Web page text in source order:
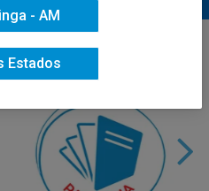
- AM
Estados